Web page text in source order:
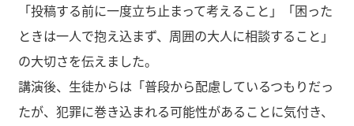
「投稿する前に一度立ち止まって考えること」「困った
ときは一人で抱え込まず、周囲の大人に相談すること」
の大切さを伝えました。
講演後、生徒からは「普段から配慮しているつもりだっ
たが、犯罪に巻き込まれる可能性があることに気付き、